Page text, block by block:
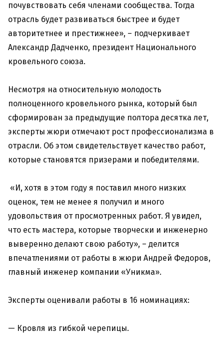
почувствовать себя членами сообщества. Тогда
отрасль будет развиваться быстрее и будет
авторитетнее и престижнее», – подчеркивает
Александр Дадченко, президент Национального
кровельного союза.
Несмотря на относительную молодость
полноценного кровельного рынка, который был
сформирован за предыдущие полтора десятка лет,
эксперты жюри отмечают рост профессионализма в
отрасли. Об этом свидетельствует качество работ,
которые становятся призерами и победителями.
«И, хотя в этом году я поставил много низких
оценок, тем не менее я получил и много
удовольствия от просмотренных работ. Я увидел,
что есть мастера, которые творчески и инженерно
выверенно делают свою работу», – делится
впечатлениями от работы в жюри Андрей Федоров,
главный инженер компании «Уникма».
Эксперты оценивали работы в 16 номинациях:
— Кровля из гибкой черепицы.